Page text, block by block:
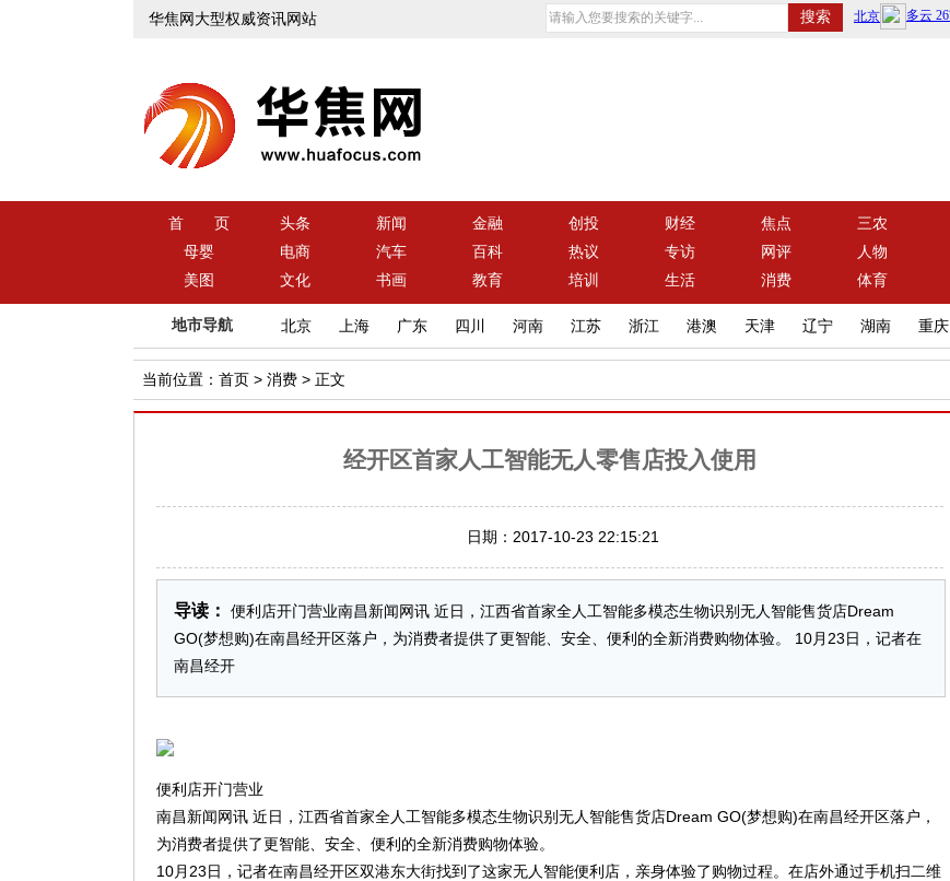
华焦网大型权威资讯网站
首 页 头条 新闻 金融 创投 财经 焦点 三农
母婴
电商 汽车 百科 热议 专访 网评 人物
美图
文化 书画 教育 培训 生活 消费 体育
地市导航 北京 上海 广东 四川 河南 江苏 浙江 港澳 天津 辽宁 湖南 重庆
当前位置： 首页 > 消费 > 正文
经开区首家人工智能无人零售店投入使用
日期：2017-10-23 22:15:21
导读：
便利店开门营业南昌新闻网讯 近日，江西省首家全人工智能多模态生物识别无人智能售货店Dream
GO(梦想购)在南昌经开区落户，为消费者提供了更智能、安全、便利的全新消费购物体验。 10月23日，记者在
南昌经开
便利店开门营业
南昌新闻网讯 近日，江西省首家全人工智能多模态生物识别无人智能售货店Dream GO(梦想购)在南昌经开区落户，
为消费者提供了更智能、安全、便利的全新消费购物体验。
10月23日，记者在南昌经开区双港东大街找到了这家无人智能便利店，亲身体验了购物过程。在店外通过手机扫二维